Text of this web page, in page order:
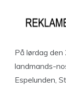
På lørdag
landmands-
Espelunden,